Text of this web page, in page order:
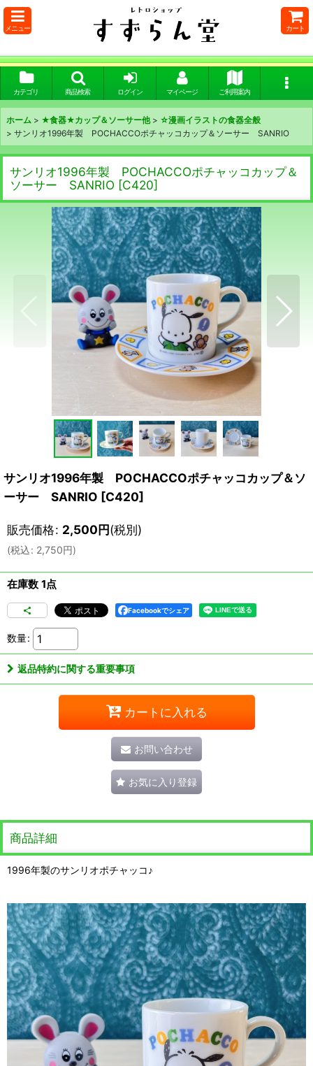
メニュー カート
カテゴリ 商品検索 ログイン マイページ ご利用案内
ホーム > ★食器★カップ＆ソーサー他 > ☆漫画イラストの食器全般
> サンリオ1996年製 POCHACCOポチャッコカップ＆ソーサー SANRIO
サンリオ1996年製 POCHACCOポチャッコカップ＆
ソーサー SANRIO [C420]
サンリオ1996年製 POCHACCOポチャッコカップ＆ソ
ーサー SANRIO [C420]
販売価格: 2,500円(税別)
(税込: 2,750円)
在庫数 1点
Facebookでシェア
数量:
返品特約に関する重要事項
カートに入れる
お問い合わせ
お気に入り登録
商品詳細
1996年製のサンリオポチャッコ♪